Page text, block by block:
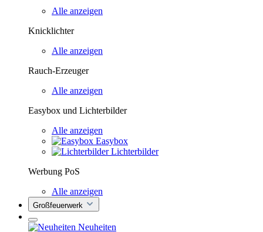
Alle anzeigen
Knicklichter
Alle anzeigen
Rauch-Erzeuger
Alle anzeigen
Easybox und Lichterbilder
Alle anzeigen
Easybox
Lichterbilder
Werbung PoS
Alle anzeigen
Großfeuerwerk
Neuheiten